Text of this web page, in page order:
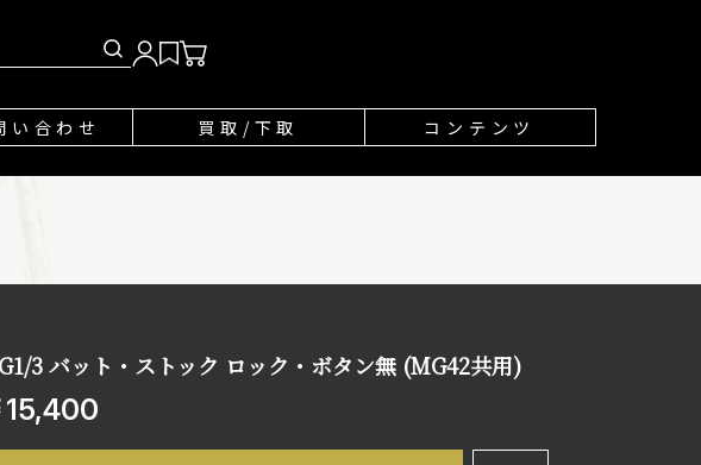
い合わせ 買取/下取 コンテンツ
3 バット・ストック ロック・ボタン無 (MG42共用)
15,400